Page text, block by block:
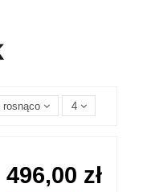
rosnąco 4
496,00 zł